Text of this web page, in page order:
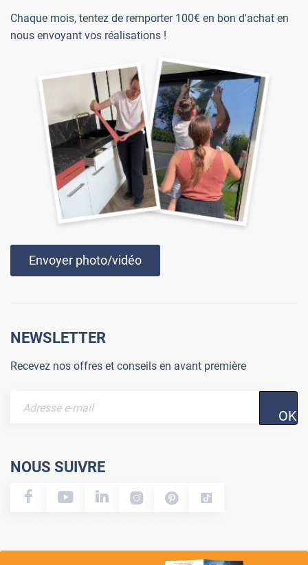
Chaque mois, tentez de remporter 100€ en bon d'achat en
nous envoyant vos réalisations !
Envoyer photo/vidéo
NEWSLETTER
Recevez nos offres et conseils en avant première
OK
NOUS SUIVRE